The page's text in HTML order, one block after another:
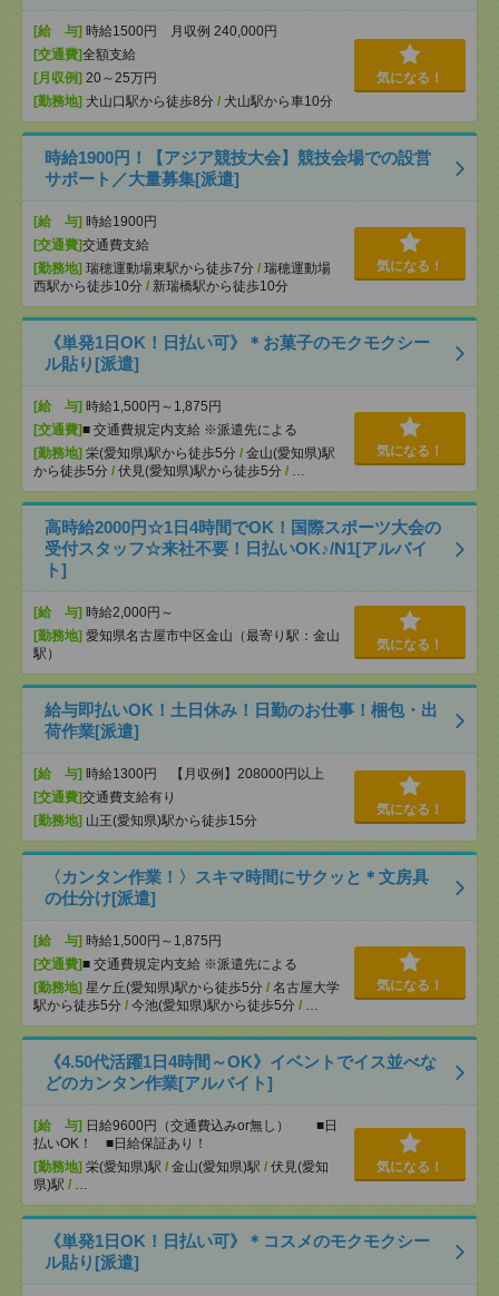
[給 与] 時給1500円 月収例 240,000円
[交通費]全額支給
[月収例] 20～25万円
[勤務地] 犬山口駅から徒歩8分 / 犬山駅から車10分
気になる！
時給1900円！【アジア競技大会】競技会場での設営
サポート／大量募集[派遣]
[給 与] 時給1900円
[交通費]交通費支給
[勤務地] 瑞穂運動場東駅から徒歩7分 / 瑞穂運動場
西駅から徒歩10分 / 新瑞橋駅から徒歩10分
気になる！
《単発1日OK！日払い可》＊お菓子のモクモクシー
ル貼り[派遣]
[給 与] 時給1,500円～1,875円
[交通費]■ 交通費規定内支給 ※派遣先による
[勤務地] 栄(愛知県)駅から徒歩5分 / 金山(愛知県)駅
から徒歩5分 / 伏見(愛知県)駅から徒歩5分 / …
気になる！
高時給2000円☆1日4時間でOK！国際スポーツ大会の
受付スタッフ☆来社不要！日払いOK♪/N1[アルバイ
ト]
[給 与] 時給2,000円～
[勤務地] 愛知県名古屋市中区金山（最寄り駅：金山
駅）
気になる！
給与即払いOK！土日休み！日勤のお仕事！梱包・出
荷作業[派遣]
[給 与] 時給1300円 【月収例】208000円以上
[交通費]交通費支給有り
[勤務地] 山王(愛知県)駅から徒歩15分
気になる！
〈カンタン作業！〉スキマ時間にサクッと＊文房具
の仕分け[派遣]
[給 与] 時給1,500円～1,875円
[交通費]■ 交通費規定内支給 ※派遣先による
[勤務地] 星ケ丘(愛知県)駅から徒歩5分 / 名古屋大学
駅から徒歩5分 / 今池(愛知県)駅から徒歩5分 / …
気になる！
《4.50代活躍1日4時間～OK》イベントでイス並べな
どのカンタン作業[アルバイト]
[給 与] 日給9600円（交通費込みor無し） ■日
払いOK！ ■日給保証あり！
[勤務地] 栄(愛知県)駅 / 金山(愛知県)駅 / 伏見(愛知
県)駅 / …
気になる！
《単発1日OK！日払い可》＊コスメのモクモクシー
ル貼り[派遣]